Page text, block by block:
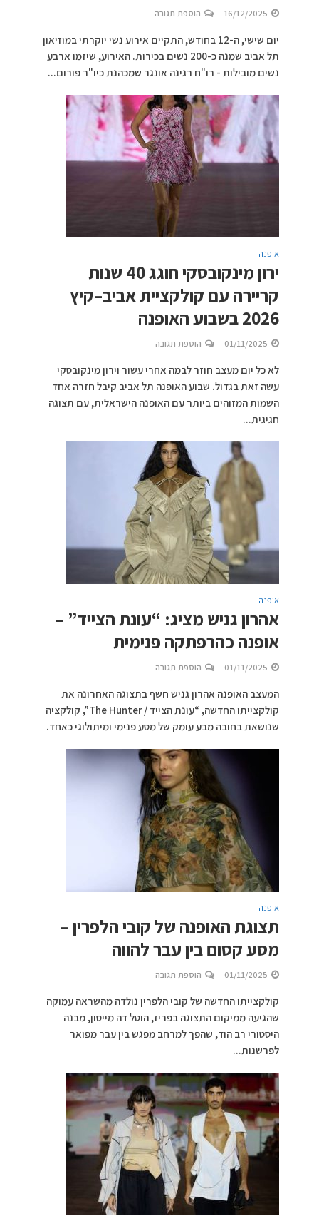
16/12/2025 הוספת תגובה
יום שישי, ה-12 בחודש, התקיים אירוע נשי יוקרתי במוזיאון
תל אביב שמנה כ-200 נשים בכירות. האירוע, שיזמו ארבע
נשים מובילות - רו"ח רגינה אונגר שמכהנת כיו"ר פורום...
אופנה
ירון מינקובסקי חוגג 40 שנות
קריירה עם קולקציית אביב–קיץ
2026 בשבוע האופנה
01/11/2025 הוספת תגובה
לא כל יום מעצב חוזר לבמה אחרי עשור וירון מינקובסקי
עשה זאת בגדול. שבוע האופנה תל אביב קיבל חזרה אחד
השמות המזוהים ביותר עם האופנה הישראלית, עם תצוגה
חגיגית...
אופנה
אהרון גניש מציג: “עונת הצייד” –
אופנה כהרפתקה פנימית
01/11/2025 הוספת תגובה
המעצב האופנה אהרון גניש חשף בתצוגה האחרונה את
קולקצייתו החדשה, “עונת הצייד / The Hunter”, קולקציה
שנושאת בחובה מבע עומק של מסע פנימי ומיתולוגי כאחד.
אופנה
תצוגת האופנה של קובי הלפרין –
מסע קסום בין עבר להווה
01/11/2025 הוספת תגובה
קולקצייתו החדשה של קובי הלפרין נולדה מהשראה עמוקה
שהגיעה ממיקום התצוגה בפריז, הוטל דה מייסון, מבנה
היסטורי רב הוד, שהפך למרחב מפגש בין עבר מפואר
לפרשנות...